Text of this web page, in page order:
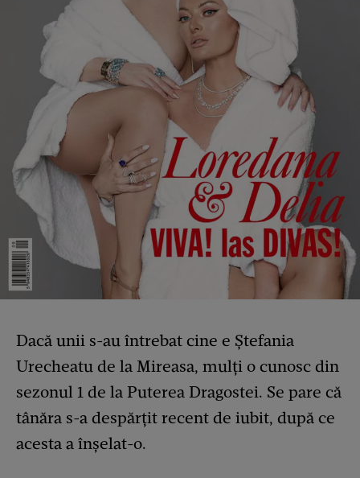
Dacă unii s-au întrebat cine e Ștefania
Urecheatu de la Mireasa, mulți o cunosc din
sezonul 1 de la Puterea Dragostei. Se pare că
tânăra s-a despărțit recent de iubit, după ce
acesta a înșelat-o.